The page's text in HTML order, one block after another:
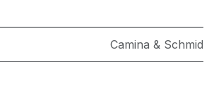
Camina & Schmid